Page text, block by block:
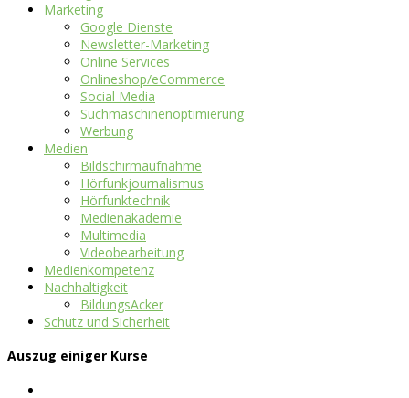
Marketing
Google Dienste
Newsletter-Marketing
Online Services
Onlineshop/eCommerce
Social Media
Suchmaschinenoptimierung
Werbung
Medien
Bildschirmaufnahme
Hörfunkjournalismus
Hörfunktechnik
Medienakademie
Multimedia
Videobearbeitung
Medienkompetenz
Nachhaltigkeit
BildungsAcker
Schutz und Sicherheit
Auszug einiger Kurse